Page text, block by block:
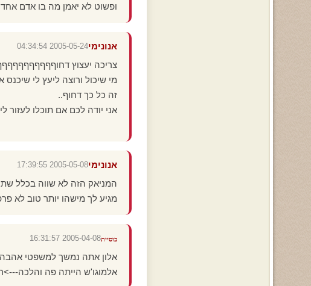
ופשוט לא יאמן מה בו אדם אחד
אנונימי2005-05-24 04:34:54
צריכה יעצוץ
מי שיכול ורוצה ליעץ לי שיכנס אליי
זה כל כך דחוף..
אני יודה לכם אם תוכלו לעזור
אנונימי2005-05-08 17:39:55
המניאק הזה לא שווה בכלל
מגיע לך מישהו יותר טוב לא
כוסיית2005-04-08 16:31:57
אלון אתה נמשך למשפטי
אלמוגו'ש הייתה פה והלכה---